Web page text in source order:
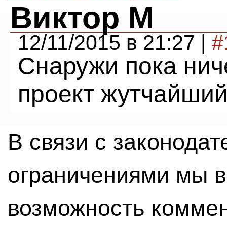
Виктор М
12/11/2015 в 21:27 |
Снаружи пока
проект
В связи с
ограничениями мы
возможность